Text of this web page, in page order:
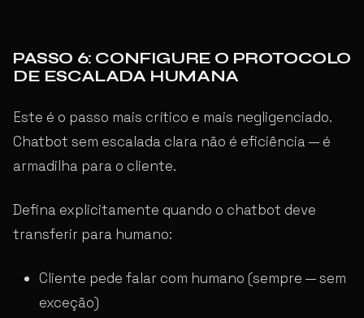
PASSO 6: CONFIGURE O PROTOCOLO
DE ESCALADA HUMANA
Este é o passo mais crítico e mais negligenciado.
Chatbot sem escalada clara não é eficiência — é
armadilha para o cliente.
Defina explicitamente quando o chatbot deve
transferir para humano:
Cliente pede falar com humano (sempre — sem
exceção)